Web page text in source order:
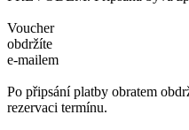
Voucher
obdržíte
e-mailem
Po připsání platby obratem
rezervaci termínu.